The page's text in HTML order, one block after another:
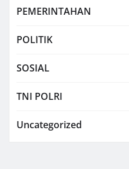
PEMERINTAHAN
POLITIK
SOSIAL
TNI POLRI
Uncategorized